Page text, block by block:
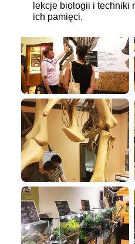
lekcje biologii i techniki
ich pamięci.